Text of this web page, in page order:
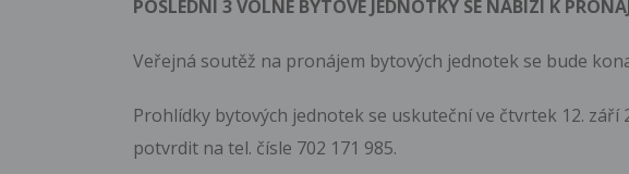
POSLEDNÍ 3 VOLNÉ BYTOVÉ JEDNOTKY SE NABÍZÍ K
Veřejná soutěž na pronájem bytových jednotek se bude
Prohlídky bytových jednotek se uskuteční ve čtvrtek 12. září
potvrdit na tel. čísle 702 171 985.